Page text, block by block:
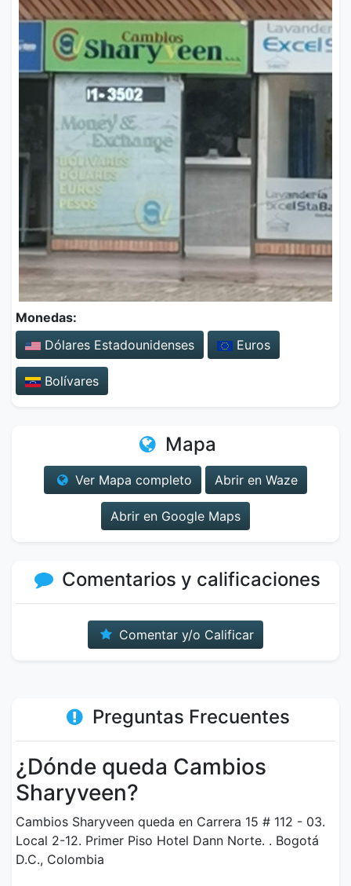
Monedas:
Dólares Estadounidenses
Euros
Bolívares
Mapa
Ver Mapa completo Abrir en Waze
Abrir en Google Maps
Comentarios y calificaciones
Comentar y/o Calificar
Preguntas Frecuentes
¿Dónde queda Cambios
Sharyveen?
Cambios Sharyveen queda en Carrera 15 # 112 - 03.
Local 2-12. Primer Piso Hotel Dann Norte. . Bogotá
D.C., Colombia